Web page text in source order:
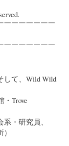
￣￣￣￣￣￣￣
￣￣￣￣￣￣￣
して、Wild Wild
Trove
・研究員、